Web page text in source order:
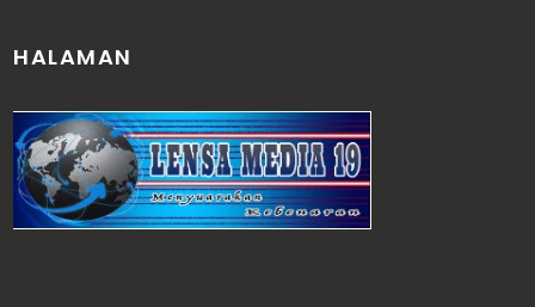
HALAMAN